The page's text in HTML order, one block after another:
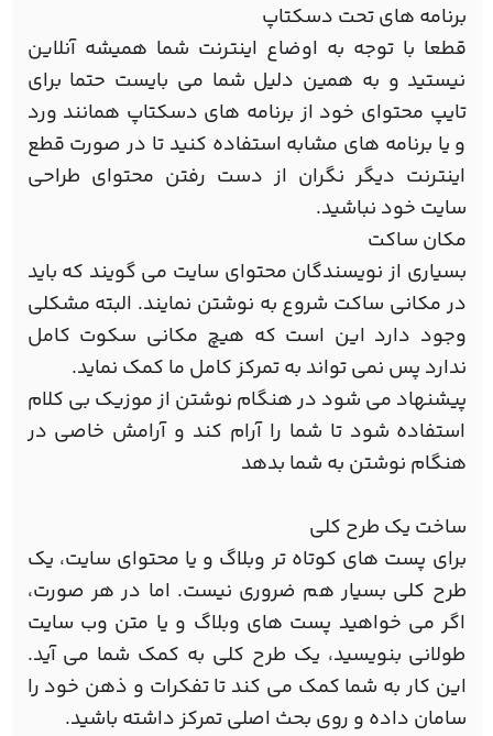
برنامه های تحت دسکتاپ
قطعا با توجه به اوضاع اینترنت شما همیشه آنلاین
نیستید و به همین دلیل شما می بایست حتما برای
تایپ محتوای خود از برنامه های دسکتاپ همانند ورد
و یا برنامه های مشابه استفاده کنید تا در صورت قطع
اینترنت دیگر نگران از دست رفتن محتوای طراحی
سایت خود نباشید.
مکان ساکت
بسیاری از نویسندگان محتوای سایت می گویند که باید
در مکانی ساکت شروع به نوشتن نمایند. البته مشکلی
وجود دارد این است که هیچ مکانی سکوت کامل
ندارد پس نمی تواند به تمرکز کامل ما کمک نماید.
پیشنهاد می شود در هنگام نوشتن از موزیک بی کلام
استفاده شود تا شما را آرام کند و آرامش خاصی در
هنگام نوشتن به شما بدهد
ساخت یک طرح کلی
برای پست های کوتاه تر وبلاگ و یا محتوای سایت، یک
طرح کلی بسیار هم ضروری نیست. اما در هر صورت،
اگر می خواهید پست های وبلاگ و یا متن وب سایت
طولانی بنویسید، یک طرح کلی به کمک شما می آید.
این کار به شما کمک می کند تا تفکرات و ذهن خود را
سامان داده و روی بحث اصلی تمرکز داشته باشید.